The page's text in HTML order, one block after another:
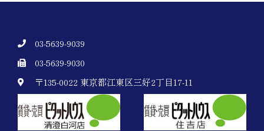
03-5639-9039
03-5639-9030
〒135-0022 東京都江東区三好2丁目17-11